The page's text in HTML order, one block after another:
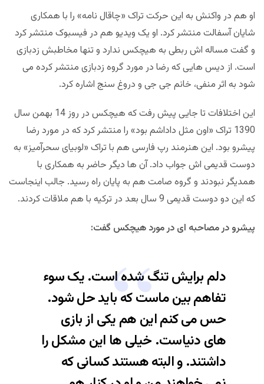
او هم در واکنش به این حرکت تراک «چاقال نامه» را با همکاری
شایان آسفالت منتشر کرد. او یک ویدیو هم در فیسبوک منتشر کرد
و گفت مساله اش ربطی به هیچکس ندارد و تنها مخاطبش زدبازی
است. از دیس هایی که رضا در مورد گروه زدبازی منتشر کرده می
شود به اثر منفی، خانم جی جی و دروغ سنج اشاره کرد.
این اختلافات تا جایی پیش رفت که هیچکس در روز 14 بهمن سال
1390 تراک «اون مثل داداشم بود» را منتشر کرد که در مورد رضا
پیشرو بود. این هنرمند رپ فارسی هم با تراک «لوبیای سحرآمیز» به
دوست قدیمی اش جواب داد. آن ها دیگر حاضر به همکاری با
همدیگر نبودند و گروه صامت هم به پایان راه رسید. جالب اینجاست
که این دو دوست قدیمی 9 سال بعد در ترکیه با هم ملاقات کردند.
پیشرو در مصاحبه ای در مورد هیچکس گفت:
دلم برایش تنگ شده است. یک سوء
تفاهم بین ماست که باید حل شود.
حس می کنم این هم یکی از بازی
های دنیاست. خیلی ها این مشکل را
داشتند. و البته هستند کسانی که